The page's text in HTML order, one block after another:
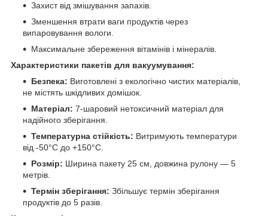
Захист від змішування запахів.
Зменшення втрати ваги продуктів через
випаровування вологи.
Максимальне збереження вітамінів і мінералів.
Характеристики пакетів для вакуумування:
Безпека: Виготовлені з екологічно чистих матеріалів,
не містять шкідливих домішок.
Матеріал: 7-шаровий нетоксичний матеріал для
надійного зберігання.
Температурна стійкість: Витримують температури
від -50°C до +150°C.
Розмір: Ширина пакету 25 см, довжина рулону — 5
метрів.
Термін зберігання: Збільшує термін зберігання
продуктів до 5 разів.